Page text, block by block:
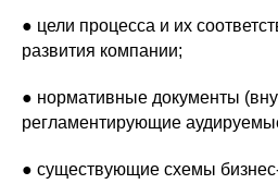
● цели процесса и их
развития компании;
● нормативные документы
регламентирующие
● существующие схемы